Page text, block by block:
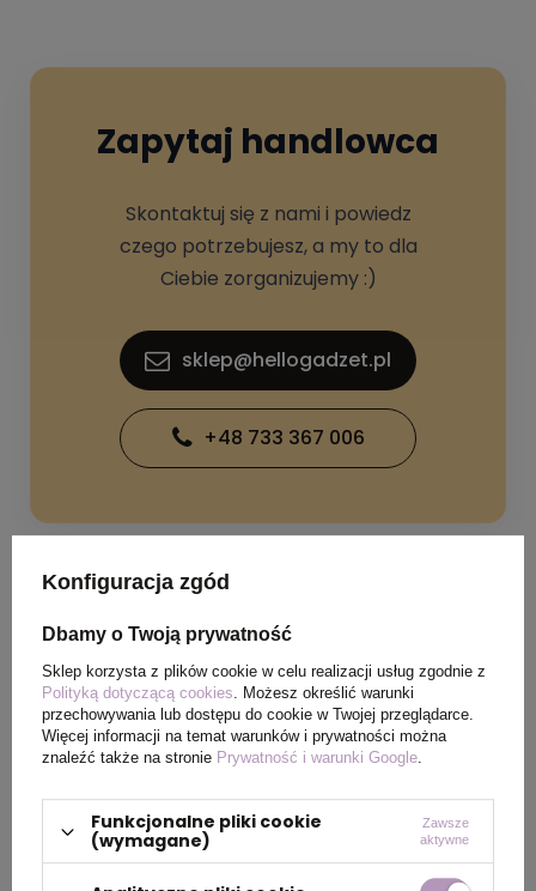
Zapytaj handlowca
Skontaktuj się z nami i powiedz
czego potrzebujesz, a my to dla
Ciebie zorganizujemy :)
sklep@hellogadzet.pl
+48 733 367 006
SPECYFIKACJA PRODUKTU
Wymiary
produktu
⌀ 87 x 108 mm
Kolor czarny
Konfiguracja zgód
Dbamy o Twoją prywatność
Sklep korzysta z plików cookie w celu realizacji usług zgodnie z
Polityką dotyczącą cookies. Możesz określić warunki
przechowywania lub dostępu do cookie w Twojej przeglądarce.
Więcej informacji na temat warunków i prywatności można
znaleźć także na stronie Prywatność i warunki Google.
Funkcjonalne pliki cookie
(wymagane)
Zawsze
aktywne